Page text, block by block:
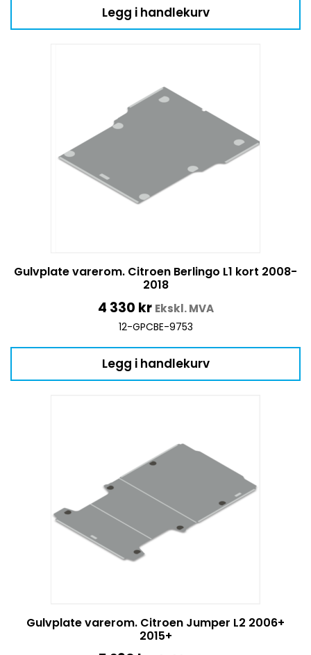
Legg i handlekurv
Gulvplate varerom. Citroen Berlingo L1 kort 2008-
2018
4 330 kr Ekskl. MVA
12-GPCBE-9753
Legg i handlekurv
Gulvplate varerom. Citroen Jumper L2 2006+
2015+